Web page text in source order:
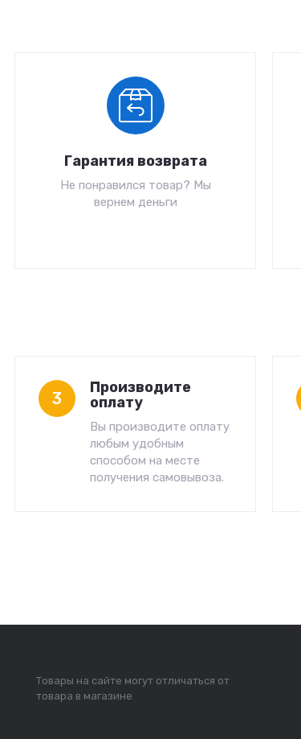
Гарантия возврата
Не понравился товар? Мы
вернем деньги
3
Производите
оплату
Вы производите оплату
любым удобным
способом на месте
получения самовывоза.
Товары на сайте могут отличаться от
товара в магазине